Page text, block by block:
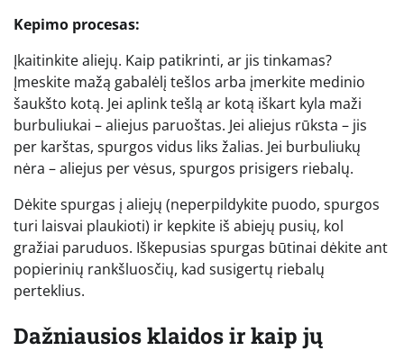
Kepimo procesas:
Įkaitinkite aliejų. Kaip patikrinti, ar jis tinkamas?
Įmeskite mažą gabalėlį tešlos arba įmerkite medinio
šaukšto kotą. Jei aplink tešlą ar kotą iškart kyla maži
burbuliukai – aliejus paruoštas. Jei aliejus rūksta – jis
per karštas, spurgos vidus liks žalias. Jei burbuliukų
nėra – aliejus per vėsus, spurgos prisigers riebalų.
Dėkite spurgas į aliejų (neperpildykite puodo, spurgos
turi laisvai plaukioti) ir kepkite iš abiejų pusių, kol
gražiai paruduos. Iškepusias spurgas būtinai dėkite ant
popierinių rankšluosčių, kad susigertų riebalų
perteklius.
Dažniausios klaidos ir kaip jų